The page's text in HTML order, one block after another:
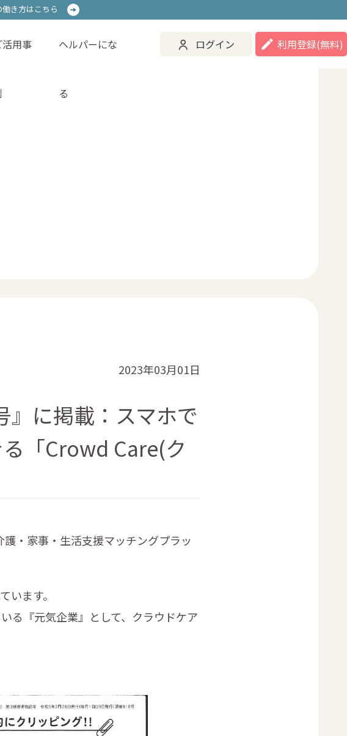
き方はこちら
流れ 料金 ご活用事例 ヘルパーになる ログイン 登録する
き方はこちら
活用事 ヘルパーにな
る
ログイン 利用登録(無料)
2023年03月01日
に掲載：スマホで
「Crowd Care(ク
・家事・生活支援マッチングプラッ
います。
る『元気企業』として、クラウドケア